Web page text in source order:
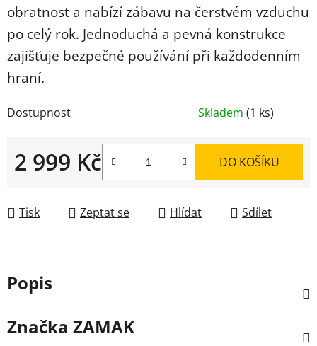
obratnost a nabízí zábavu na čerstvém vzduchu
po celý rok. Jednoduchá a pevná konstrukce
zajišťuje bezpečné používání při každodenním
hraní.
Dostupnost Skladem (1 ks)
2 999 Kč DO KOŠÍKU
Tisk Zeptat se Hlídat Sdílet
Popis
Značka ZAMAK